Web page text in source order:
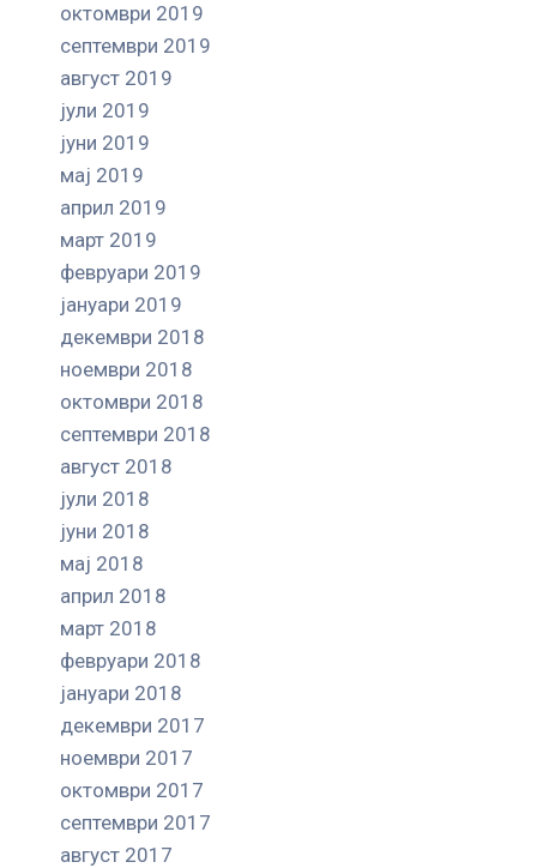
октомври 2019
септември 2019
август 2019
јули 2019
јуни 2019
мај 2019
април 2019
март 2019
февруари 2019
јануари 2019
декември 2018
ноември 2018
октомври 2018
септември 2018
август 2018
јули 2018
јуни 2018
мај 2018
април 2018
март 2018
февруари 2018
јануари 2018
декември 2017
ноември 2017
октомври 2017
септември 2017
август 2017